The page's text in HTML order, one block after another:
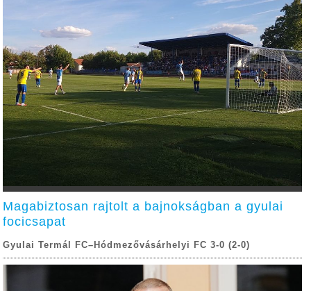
Magabiztosan rajtolt a bajnokságban a gyulai
focicsapat
Gyulai Termál FC–Hódmezővásárhelyi FC 3-0 (2-0)